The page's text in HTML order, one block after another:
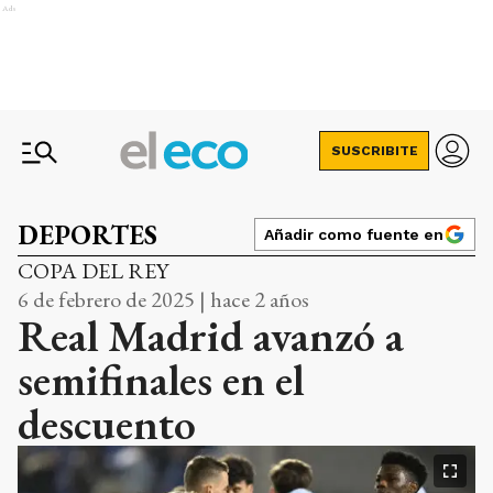
Ads
SUSCRIBITE
DEPORTES Añadir como fuente en
COPA DEL REY
6 de febrero de 2025 | hace 2 años
Real Madrid avanzó a
semifinales en el
descuento